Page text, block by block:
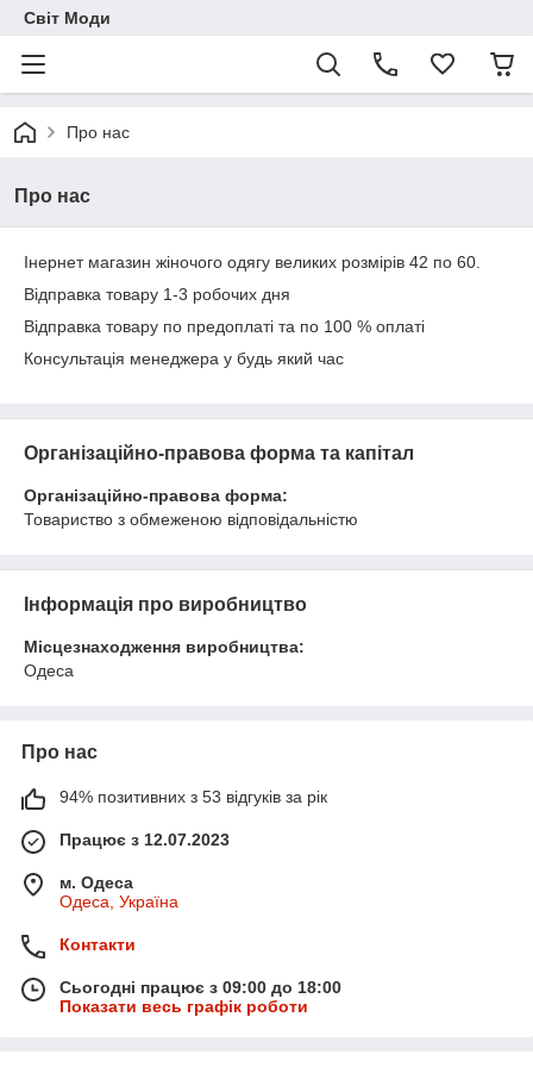
Світ Моди
Про нас
Про нас
Інернет магазин жіночого одягу великих розмірів 42 по 60.
Відправка товару 1-3 робочих дня
Відправка товару по предоплаті та по 100 % оплаті
Консультація менеджера у будь який час
Організаційно-правова форма та капітал
Організаційно-правова форма:
Товариство з обмеженою відповідальністю
Інформація про виробництво
Місцезнаходження виробництва:
Одеса
Про нас
94% позитивних з 53 відгуків за рік
Працює з 12.07.2023
м. Одеса
Одеса, Україна
Контакти
Сьогодні працює з 09:00 до 18:00
Показати весь графік роботи